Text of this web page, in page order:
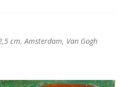
cm, Amsterdam, Van Gogh